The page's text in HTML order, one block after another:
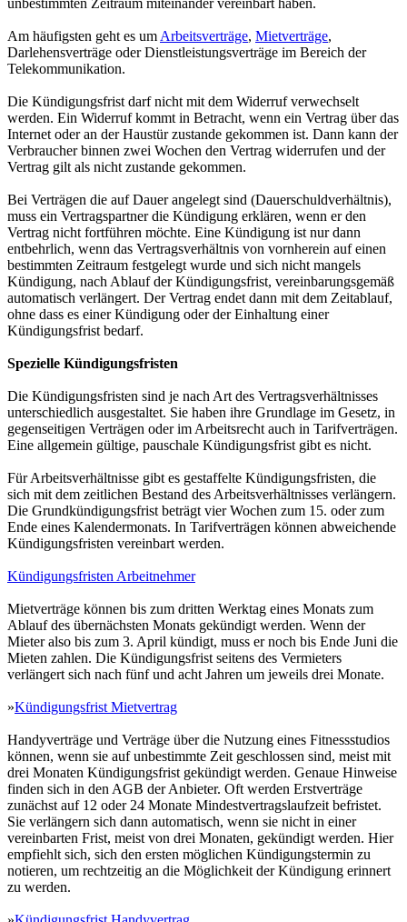
Am häufigsten geht es um Arbeitsverträge, Mietverträge,
Darlehensverträge oder Dienstleistungsverträge im Bereich der
Telekommunikation.
Die Kündigungsfrist darf nicht mit dem Widerruf verwechselt
werden. Ein Widerruf kommt in Betracht, wenn ein Vertrag über das
Internet oder an der Haustür zustande gekommen ist. Dann kann der
Verbraucher binnen zwei Wochen den Vertrag widerrufen und der
Vertrag gilt als nicht zustande gekommen.
Bei Verträgen die auf Dauer angelegt sind (Dauerschuldverhältnis),
muss ein Vertragspartner die Kündigung erklären, wenn er den
Vertrag nicht fortführen möchte. Eine Kündigung ist nur dann
entbehrlich, wenn das Vertragsverhältnis von vornherein auf einen
bestimmten Zeitraum festgelegt wurde und sich nicht mangels
Kündigung, nach Ablauf der Kündigungsfrist, vereinbarungsgemäß
automatisch verlängert. Der Vertrag endet dann mit dem Zeitablauf,
ohne dass es einer Kündigung oder der Einhaltung einer
Kündigungsfrist bedarf.
Spezielle Kündigungsfristen
Die Kündigungsfristen sind je nach Art des Vertragsverhältnisses
unterschiedlich ausgestaltet. Sie haben ihre Grundlage im Gesetz, in
gegenseitigen Verträgen oder im Arbeitsrecht auch in Tarifverträgen.
Eine allgemein gültige, pauschale Kündigungsfrist gibt es nicht.
Für Arbeitsverhältnisse gibt es gestaffelte Kündigungsfristen, die
sich mit dem zeitlichen Bestand des Arbeitsverhältnisses verlängern.
Die Grundkündigungsfrist beträgt vier Wochen zum 15. oder zum
Ende eines Kalendermonats. In Tarifverträgen können abweichende
Kündigungsfristen vereinbart werden.
Kündigungsfristen Arbeitnehmer
Mietverträge können bis zum dritten Werktag eines Monats zum
Ablauf des übernächsten Monats gekündigt werden. Wenn der
Mieter also bis zum 3. April kündigt, muss er noch bis Ende Juni die
Mieten zahlen. Die Kündigungsfrist seitens des Vermieters
verlängert sich nach fünf und acht Jahren um jeweils drei Monate.
»Kündigungsfrist Mietvertrag
Handyverträge und Verträge über die Nutzung eines Fitnessstudios
können, wenn sie auf unbestimmte Zeit geschlossen sind, meist mit
drei Monaten Kündigungsfrist gekündigt werden. Genaue Hinweise
finden sich in den AGB der Anbieter. Oft werden Erstverträge
zunächst auf 12 oder 24 Monate Mindestvertragslaufzeit befristet.
Sie verlängern sich dann automatisch, wenn sie nicht in einer
vereinbarten Frist, meist von drei Monaten, gekündigt werden. Hier
empfiehlt sich, sich den ersten möglichen Kündigungstermin zu
notieren, um rechtzeitig an die Möglichkeit der Kündigung erinnert
zu werden.